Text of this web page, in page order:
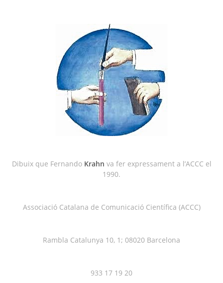
Dibuix que Fernando Krahn va fer expressament a l’ACCC el
1990.
Associació Catalana de Comunicació Científica (ACCC)
Rambla Catalunya 10, 1; 08020 Barcelona
933 17 19 20